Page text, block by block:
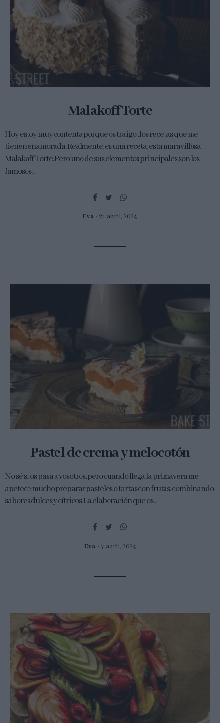
Malakoff Torte
Hoy estoy muy contenta porque os traigo dos recetas que me
tienen enamorada. Realmente, es una receta, esta maravillosa
Malakoff Torte. Pero uno de sus elementos principales son los
famosos...
Eva 21 abril, 2024
Pastel de crema y melocotón
No sé si os pasa a vosotros, pero cuando llega la primavera me
apetece mucho preparar pasteles o tartas con frutas, combinando
sabores dulces y cítricos. La elaboración que os...
Eva 7 abril, 2024